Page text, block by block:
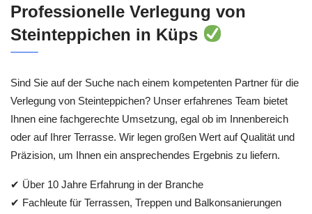
Professionelle Verlegung von
Steinteppichen in Küps
Sind Sie auf der Suche nach einem kompetenten Partner für die
Verlegung von Steinteppichen? Unser erfahrenes Team bietet
Ihnen eine fachgerechte Umsetzung, egal ob im Innenbereich
oder auf Ihrer Terrasse. Wir legen großen Wert auf Qualität und
Präzision, um Ihnen ein ansprechendes Ergebnis zu liefern.
✔ Über 10 Jahre Erfahrung in der Branche
✔ Fachleute für Terrassen, Treppen und Balkonsanierungen